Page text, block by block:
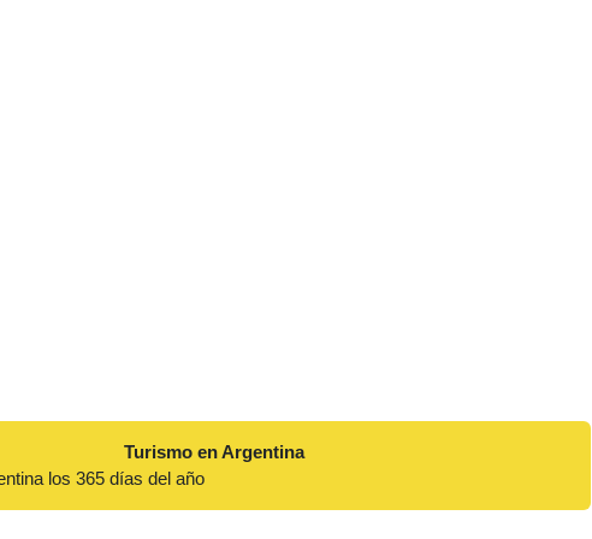
Turismo en Argentina
los 365 días del año